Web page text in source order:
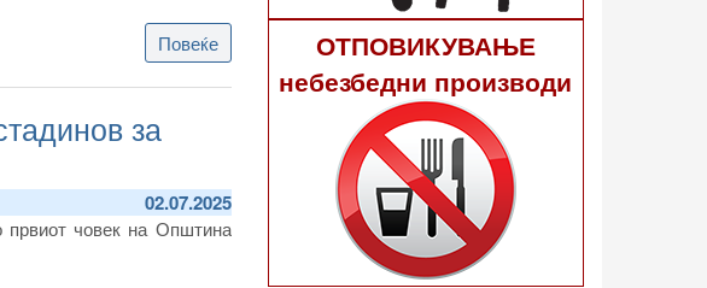
Повеќеabout
Информации
по
Саботниковска
за
02.07.2025
првиот човек на Општина
ОТПОВИКУВАЊЕ
небезбедни производи